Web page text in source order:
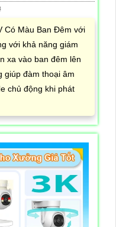
Có Màu Ban Đêm với
với khả năng giám
xa vào ban đêm lên
giúp đàm thoại âm
chủ động khi phát